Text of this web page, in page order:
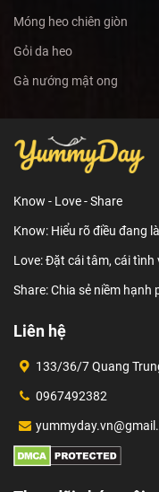
Móng heo chiên giòn
Gỏi da heo
Gà nướng mật ong
Know - Love - Share
Know: Hiểu rõ điều đang
Love: Đặt cái tâm, cái
Share: Chia sẻ niềm
Liên hệ
133/36/7 Quang
0967492382